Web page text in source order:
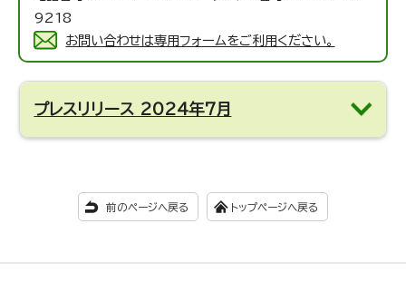
9218
お問い合わせは専用フォームをご利用ください。
プレスリリース 2024年7月
前のページへ戻る トップページへ戻る